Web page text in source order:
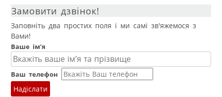
Замовити дзвінок!
Заповніть два простих поля і ми самі зв'яжемося з
Вами!
Ваше ім’я
Ваш телефон
Надіслати